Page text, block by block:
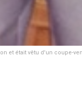
et était vêtu d'un coupe-